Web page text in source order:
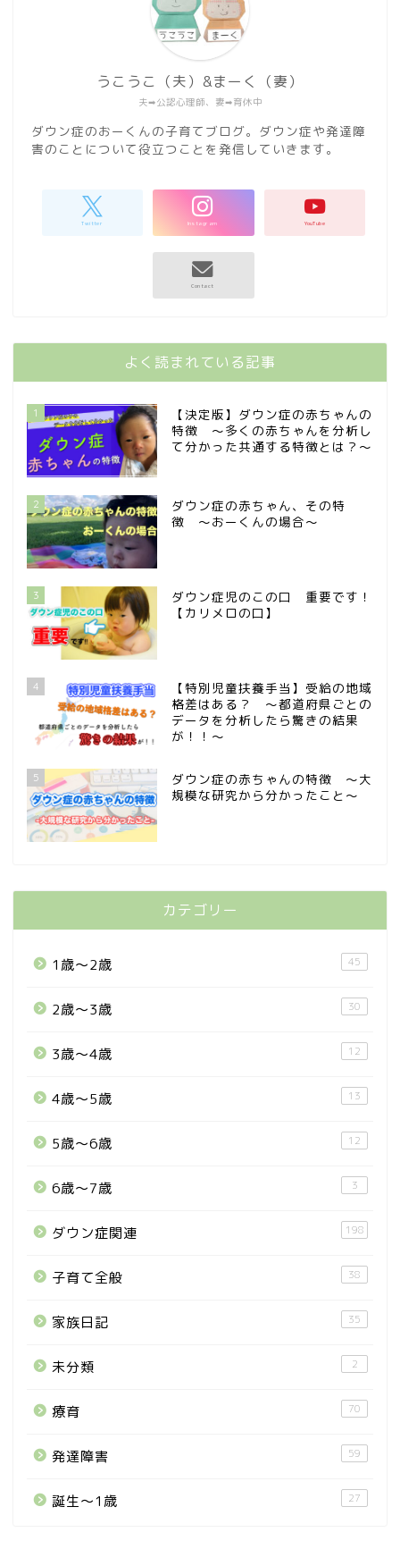
夫➡︎公認心理師、妻➡︎育休中
うこうこ（夫）&まーく（妻）
ダウン症のおーくんの子育てブログ。ダウン症や発達障
害のことについて役立つことを発信していきます。
よく読まれている記事
1
【決定版】ダウン症の赤ちゃんの
特徴 〜多くの赤ちゃんを分析し
て分かった共通する特徴とは？〜
2
ダウン症の赤ちゃん、その特
徴 〜おーくんの場合〜
3
ダウン症児のこの口 重要です！
【カリメロの口】
4
【特別児童扶養手当】受給の地域
格差はある？ 〜都道府県ごとの
データを分析したら驚きの結果
が！！〜
5
ダウン症の赤ちゃんの特徴 〜大
規模な研究から分かったこと〜
カテゴリー
1歳〜2歳 45
2歳〜3歳 30
3歳〜4歳 12
4歳〜5歳 13
5歳〜6歳 12
6歳〜7歳 3
ダウン症関連 198
子育て全般 38
家族日記 35
未分類 2
療育 70
発達障害 59
誕生〜1歳 27